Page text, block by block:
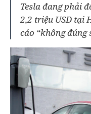
Tesla đang phải
2,2 triệu USD tại
cáo “không đúng